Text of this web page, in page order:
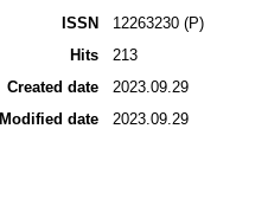
ISSN
12263230 (P)
Hits
213
Created date
2023.09.29
Modified date
2023.09.29